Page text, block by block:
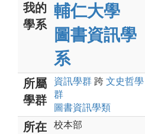
我的
學系
輔仁大學
圖書資訊學
系
所屬
學群
資訊學群 跨 文史哲學
群
圖書資訊學類
所在
校本部